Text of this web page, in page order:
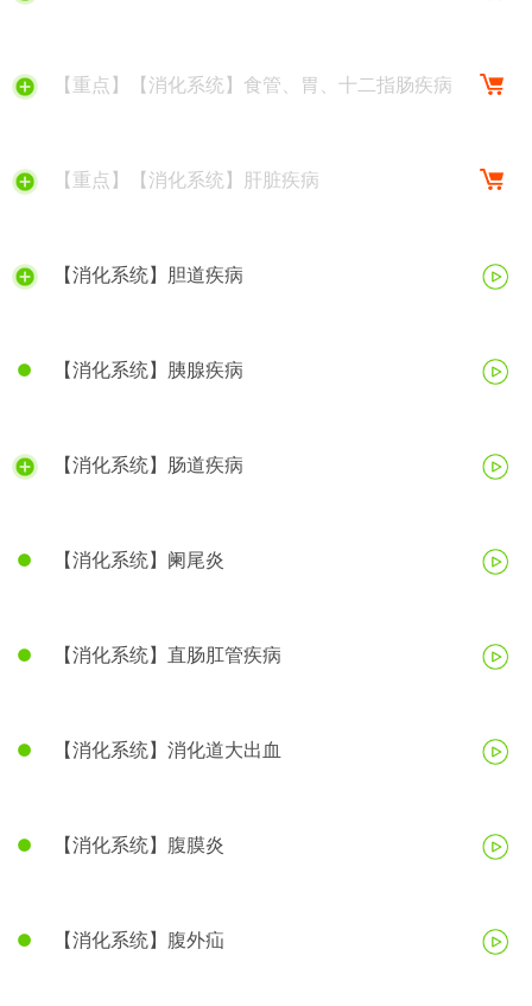
【重点】【消化系统】食管、胃、十二指肠疾病
【重点】【消化系统】肝脏疾病
【消化系统】胆道疾病
【消化系统】胰腺疾病
【消化系统】肠道疾病
【消化系统】阑尾炎
【消化系统】直肠肛管疾病
【消化系统】消化道大出血
【消化系统】腹膜炎
【消化系统】腹外疝